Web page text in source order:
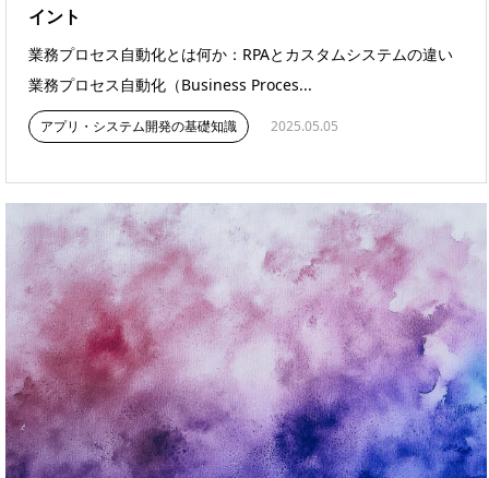
イント
業務プロセス自動化とは何か：RPAとカスタムシステムの違い
業務プロセス自動化（Business Proces...
アプリ・システム開発の基礎知識 2025.05.05